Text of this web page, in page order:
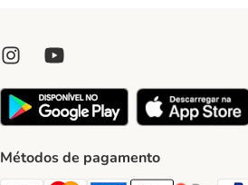
Métodos de pagamento